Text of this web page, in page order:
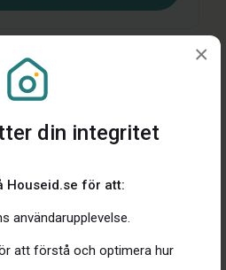
din integritet
Houseid.se för att:
användarupplevelse.
att förstå och optimera hur
×